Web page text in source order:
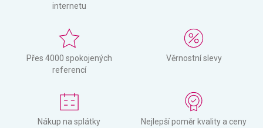
internetu
Přes 4000 spokojených
referencí
Věrnostní slevy
Nákup na splátky Nejlepší poměr kvality a ceny